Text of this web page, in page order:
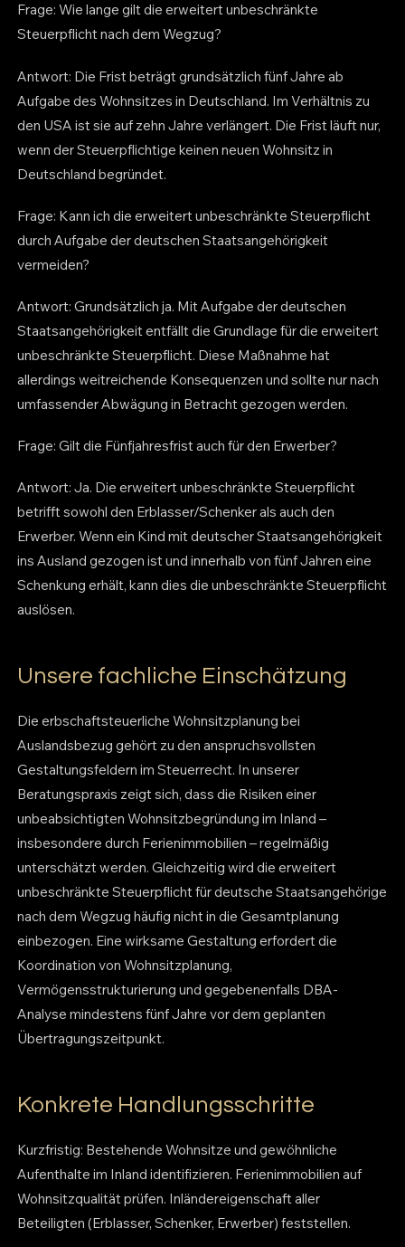
Frage: Wie lange gilt die erweitert unbeschränkte
Steuerpflicht nach dem Wegzug?
Antwort: Die Frist beträgt grundsätzlich fünf Jahre ab
Aufgabe des Wohnsitzes in Deutschland. Im Verhältnis zu
den USA ist sie auf zehn Jahre verlängert. Die Frist läuft nur,
wenn der Steuerpflichtige keinen neuen Wohnsitz in
Deutschland begründet.
Frage: Kann ich die erweitert unbeschränkte Steuerpflicht
durch Aufgabe der deutschen Staatsangehörigkeit
vermeiden?
Antwort: Grundsätzlich ja. Mit Aufgabe der deutschen
Staatsangehörigkeit entfällt die Grundlage für die erweitert
unbeschränkte Steuerpflicht. Diese Maßnahme hat
allerdings weitreichende Konsequenzen und sollte nur nach
umfassender Abwägung in Betracht gezogen werden.
Frage: Gilt die Fünfjahresfrist auch für den Erwerber?
Antwort: Ja. Die erweitert unbeschränkte Steuerpflicht
betrifft sowohl den Erblasser/Schenker als auch den
Erwerber. Wenn ein Kind mit deutscher Staatsangehörigkeit
ins Ausland gezogen ist und innerhalb von fünf Jahren eine
Schenkung erhält, kann dies die unbeschränkte Steuerpflicht
auslösen.
Unsere fachliche Einschätzung
Die erbschaftsteuerliche Wohnsitzplanung bei
Auslandsbezug gehört zu den anspruchsvollsten
Gestaltungsfeldern im Steuerrecht. In unserer
Beratungspraxis zeigt sich, dass die Risiken einer
unbeabsichtigten Wohnsitzbegründung im Inland –
insbesondere durch Ferienimmobilien – regelmäßig
unterschätzt werden. Gleichzeitig wird die erweitert
unbeschränkte Steuerpflicht für deutsche Staatsangehörige
nach dem Wegzug häufig nicht in die Gesamtplanung
einbezogen. Eine wirksame Gestaltung erfordert die
Koordination von Wohnsitzplanung,
Vermögensstrukturierung und gegebenenfalls DBA-
Analyse mindestens fünf Jahre vor dem geplanten
Übertragungszeitpunkt.
Konkrete Handlungsschritte
Kurzfristig: Bestehende Wohnsitze und gewöhnliche
Aufenthalte im Inland identifizieren. Ferienimmobilien auf
Wohnsitzqualität prüfen. Inländereigenschaft aller
Beteiligten (Erblasser, Schenker, Erwerber) feststellen.